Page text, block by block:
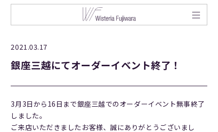
2021.03.17
銀座三越にてオーダーイベント終了！
3月3日から16日まで銀座三越でのオーダーイベント無事終了
しました。
ご来店いただきましたお客様、誠にありがとうございまし